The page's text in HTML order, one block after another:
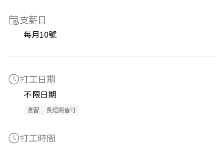
支薪日
每月10號
打工日期
不限日期
實習 長短期皆可
打工時間